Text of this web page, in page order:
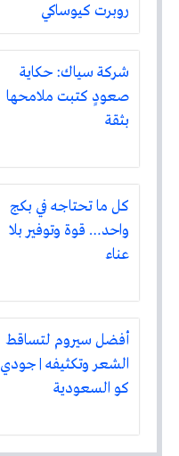
روبرت كيوساكي
شركة سياك: حكاية
صعودٍ كتبت ملامحها
بثقة
كل ما تحتاجه في بكج
واحد… قوة وتوفير بلا
عناء
أفضل سيروم لتساقط
الشعر وتكثيفه | جودي
كو السعودية